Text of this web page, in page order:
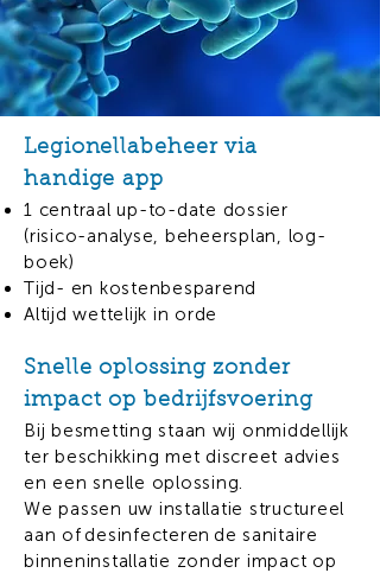
Legionellabeheer via
handige app
1 centraal up-to-date dossier
(risico-analyse, beheersplan, log-
boek)
Tijd- en kostenbesparend
Altijd wettelijk in orde
Snelle oplossing zonder
impact op bedrijfsvoering
Bij besmetting staan wij onmiddellijk
ter beschikking met discreet advies
en een snelle oplossing.
We passen uw installatie structureel
aan of desinfecteren de sanitaire
binneninstallatie zonder impact op